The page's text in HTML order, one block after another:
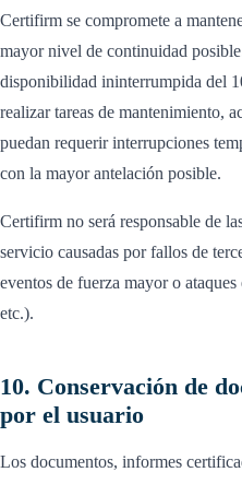
Certifirm se compromete a
mayor nivel de continuidad
disponibilidad ininterrumpida del
realizar tareas de mantenimiento,
puedan requerir interrupciones
con la mayor antelación posible.
Certifirm no será responsable de
servicio causadas por fallos de
eventos de fuerza mayor o
etc.).
10. Conservación de
por el usuario
Los documentos, informes